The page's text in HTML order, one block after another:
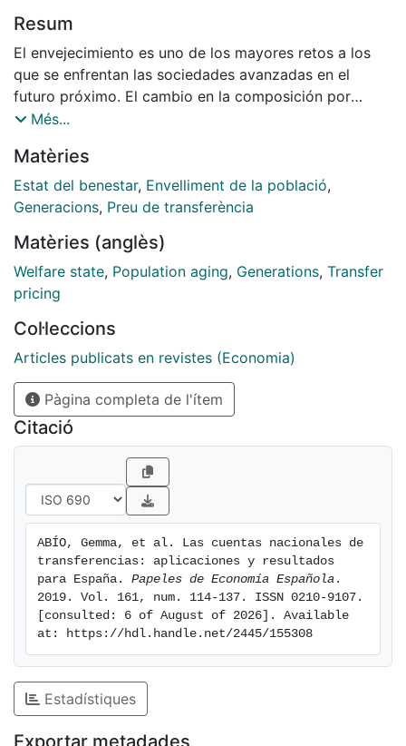
Resum
El envejecimiento es uno de los mayores retos a los
que se enfrentan las sociedades avanzadas en el
futuro próximo. El cambio en la composición por
edades de la población obliga a repensar muchas de
último siglo en busca de un mayor bienestar, surgidas
en condiciones demográficas bien diferentes. Afrontar
este reto con garantías exige análisis rigurosos en el
comprender cómo se relacionan económicamente las
diferentes generaciones que conviven en cada
momento. Las Cuentas Nacionales de Transferencias
para este tipo de análisis.
Més...
Matèries
Estat del benestar, Envelliment de la població,
Generacions, Preu de transferència
Matèries (anglès)
Welfare state, Population aging, Generations, Transfer
pricing
Col·leccions
Articles publicats en revistes (Economia)
Pàgina completa de l'ítem
Citació
ABÍO, Gemma, et al. Las cuentas nacionales de
transferencias: aplicaciones y resultados
para España. Papeles de Economía Española .
2019. Vol. 161, num. 114-137. ISSN 0210-9107.
[consulted: 6 of August of 2026]. Available
at: https://hdl.handle.net/2445/155308
Estadístiques